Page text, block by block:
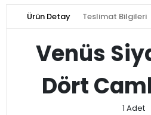
Ürün Detay Teslimat Bilgileri
Venüs
Dört
1 Adet